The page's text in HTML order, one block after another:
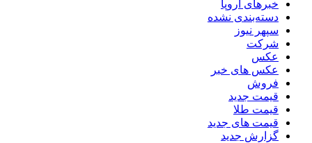
خبرهای اروپا
دسته‌بندی نشده
سپهر نیوز
شرکت
عکس
عکس های خبر
فروش
قیمت جدید
قیمت طلا
قیمت های جدید
گزارش جدید